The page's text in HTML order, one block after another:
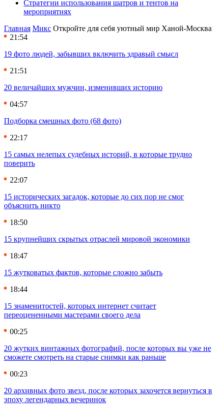
Стратегии использования шатров и тентов на
мероприятиях
Главная Микс Откройте для себя уютный мир Ханой-Москва
21:54
19 фото людей, забывших включить здравый смысл
21:51
20 величайших мужчин, изменивших историю
04:57
Подборка смешных фото (68 фото)
22:17
15 самых нелепых судебных историй, в которые трудно
поверить
22:07
15 исторических загадок, которые до сих пор не смог
объяснить никто
18:50
15 крупнейших скрытых отраслей мировой экономики
18:47
15 жутковатых фактов, которые сложно забыть
18:44
15 знаменитостей, которых интернет считает
переоцененными мастерами своего дела
00:25
20 жутких винтажных фотографий, после которых вы уже не
сможете смотреть на старые снимки как раньше
00:23
20 архивных фото звезд, после которых захочется вернуться в
эпоху легендарных вечеринок